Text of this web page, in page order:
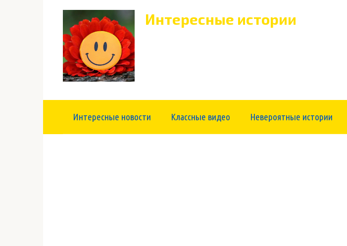
Интересные истории
Интересные новости Классные видео Невероятные истории